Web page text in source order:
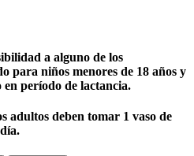
a alguno de los
para niños menores de 18 años y
período de lactancia.
adultos deben tomar 1 vaso de